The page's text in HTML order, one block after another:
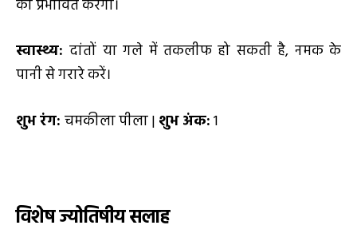
को प्रभावित करेगी।
स्वास्थ्य:दांतों या गले में तकलीफ हो सकती है, नमक के
पानी से गरारे करें।
शुभ रंग: चमकीला पीला | शुभ अंक:1
विशेष ज्योतिषीय सलाह